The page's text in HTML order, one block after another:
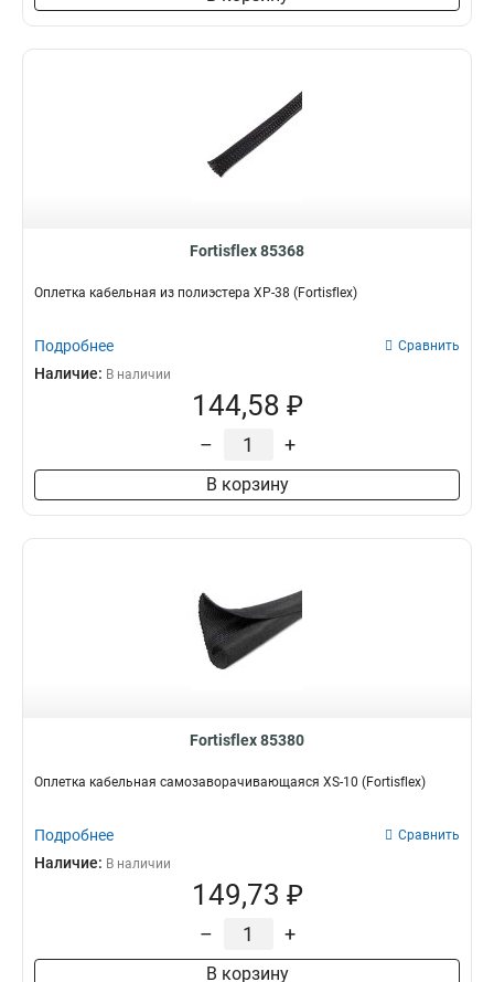
Fortisflex 85368
Оплетка кабельная из полиэстера XP-38 (Fortisflex)
Подробнее Сравнить
Наличие: В наличии
144,58 ₽
– +
В корзину
Fortisflex 85380
Оплетка кабельная самозаворачивающаяся XS-10 (Fortisflex)
Подробнее Сравнить
Наличие: В наличии
149,73 ₽
– +
В корзину